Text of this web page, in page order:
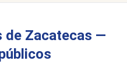
de Zacatecas —